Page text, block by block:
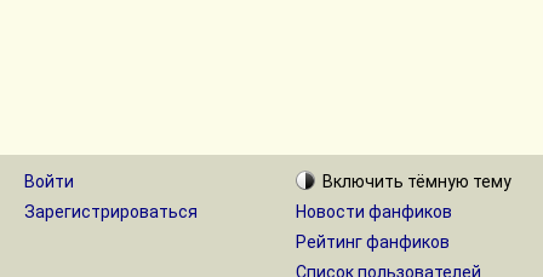
Войти
Зарегистрироваться
Включить тёмную тему
Новости фанфиков
Рейтинг фанфиков
Список пользователей